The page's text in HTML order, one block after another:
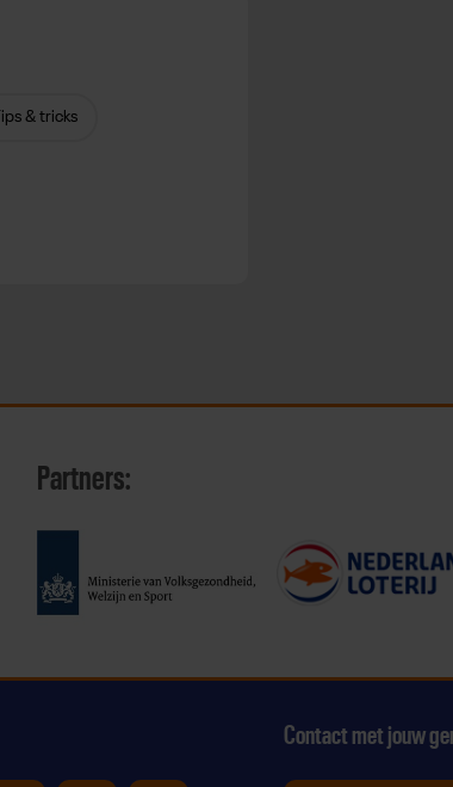
Tips & tricks
Partners:
Contact met jouw